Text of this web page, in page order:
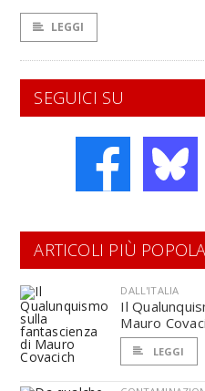
LEGGI
SEGUICI SU
ARTICOLI PIÙ
DALL'ITALIA
Il
Mauro
LEGGI